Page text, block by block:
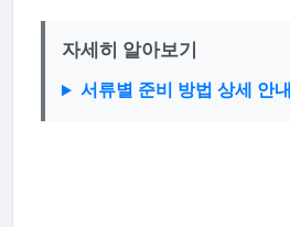
자세히 알아보기
서류별 준비 방법 상세 안내